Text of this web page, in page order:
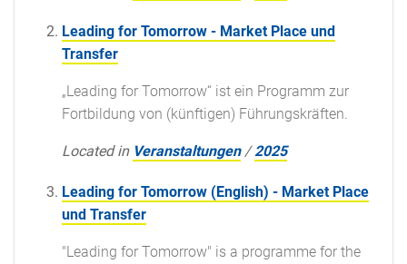
Leading for Tomorrow - Market Place und
Transfer
„Leading for Tomorrow“ ist ein Programm zur
Fortbildung von (künftigen) Führungskräften.
Located in Veranstaltungen /2025
Leading for Tomorrow (English) - Market Place
und Transfer
"Leading for Tomorrow" is a programme for the